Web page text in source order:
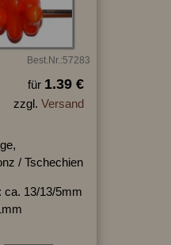
Best.Nr.:57283
für 1.39 €
zzgl. Versand
/ Tschechien
ca. 13/13/5mm